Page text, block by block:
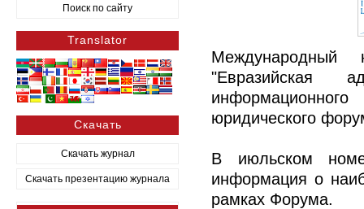
Поиск по сайту
Translator
Скачать
Скачать журнал
Скачать презентацию журнала
Международный
"Евразийская
информационного
юридического
В июльском
информация о
рамках Форума.